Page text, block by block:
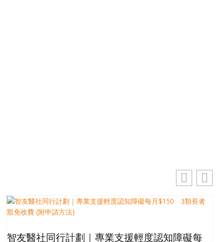
智友醫社同行計劃｜專業支援輕度認知障礙每